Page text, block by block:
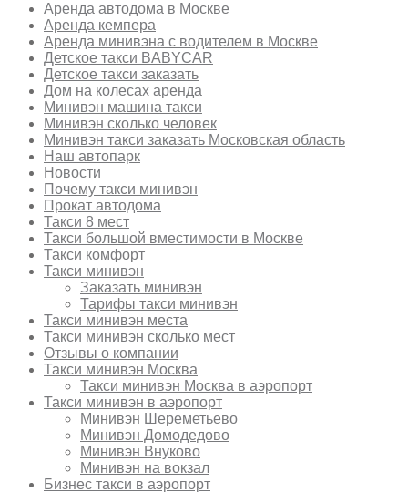
Аренда автодома в Москве
Аренда кемпера
Аренда минивэна с водителем в Москве
Детское такси BABYCAR
Детское такси заказать
Дом на колесах аренда
Минивэн машина такси
Минивэн сколько человек
Минивэн такси заказать Московская область
Наш автопарк
Новости
Почему такси минивэн
Прокат автодома
Такси 8 мест
Такси большой вместимости в Москве
Такси комфорт
Такси минивэн
Заказать минивэн
Тарифы такси минивэн
Такси минивэн места
Такси минивэн сколько мест
Отзывы о компании
Такси минивэн Москва
Такси минивэн Москва в аэропорт
Такси минивэн в аэропорт
Минивэн Шереметьево
Минивэн Домодедово
Минивэн Внуково
Минивэн на вокзал
Бизнес такси в аэропорт